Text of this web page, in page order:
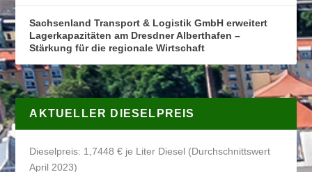
Sachsenland Transport & Logistik GmbH erweitert
Lagerkapazitäten am Dresdner Alberthafen –
Stärkung für die regionale Wirtschaft
AKTUELLER DIESELPREIS
Dieselpreis: 1,7448 € je Liter Diesel (Durchschnittswert
April 2023)